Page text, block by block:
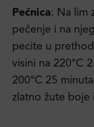
Pećnica: Na lim
pečenje i na
pecite u
visini na 220°C
200°C 25
zlatno žute boje